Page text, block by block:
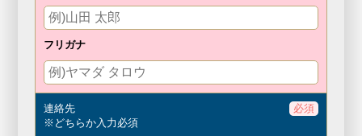
フリガナ
連絡先
※どちらか入力必須
必須